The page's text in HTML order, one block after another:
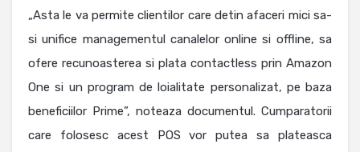
„Asta le va permite clientilor care detin afaceri mici sa-
si unifice managementul canalelor online si offline, sa
ofere recunoasterea si plata contactless prin Amazon
One si un program de loialitate personalizat, pe baza
beneficiilor Prime”, noteaza documentul. Cumparatorii
care folosesc acest POS vor putea sa plateasca